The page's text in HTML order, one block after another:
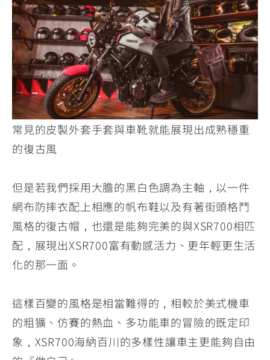
常見的皮製外套手套與車靴就能展現出成熟穩重
的復古風
但是若我們採用大膽的黑白色調為主軸，以一件
網布防摔衣配上相應的帆布鞋以及有著街頭格鬥
風格的復古帽，也還是能夠完美的與XSR700相匹
配，展現出XSR700富有動感活力、更年輕更生活
化的那一面。
這樣百變的風格是相當難得的，相較於美式機車
的粗獷、仿賽的熱血、多功能車的冒險的既定印
象，XSR700海納百川的多樣性讓車主更能夠自由